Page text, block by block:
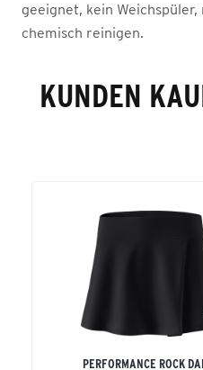
geeignet, kein
chemisch reinigen.
KUNDEN
PERFORMANCE ROCK